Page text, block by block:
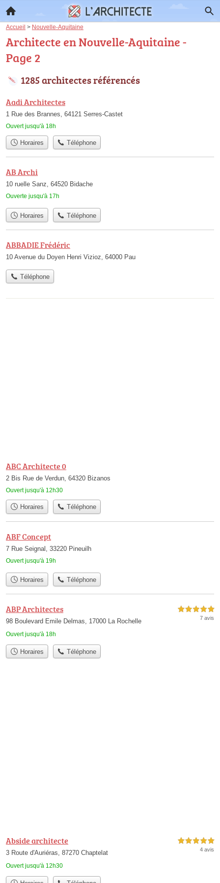
Accueil > Nouvelle-Aquitaine
Architecte en Nouvelle-Aquitaine -
Page 2
1285 architectes référencés
Aadi Architectes
1 Rue des Brannes, 64121 Serres-Castet
Ouvert jusqu'à 18h
Horaires Téléphone
AB Archi
10 ruelle Sanz, 64520 Bidache
Ouverte jusqu'à 17h
Horaires Téléphone
ABBADIE Frédéric
10 Avenue du Doyen Henri Vizioz, 64000 Pau
Téléphone
ABC Architecte 0
2 Bis Rue de Verdun, 64320 Bizanos
Ouvert jusqu'à 12h30
Horaires Téléphone
ABF Concept
7 Rue Seignal, 33220 Pineuilh
Ouvert jusqu'à 19h
Horaires Téléphone
ABP Architectes
98 Boulevard Emile Delmas, 17000 La Rochelle
Ouvert jusqu'à 18h
5,0 étoiles sur 5
7 avis
Horaires Téléphone
Abside architecte
3 Route d'Auriéras, 87270 Chaptelat
Ouvert jusqu'à 12h30
5,0 étoiles sur 5
4 avis